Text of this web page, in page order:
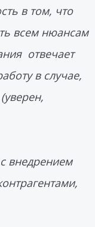
в том, что
всем нюансам
отвечает
в случае,
внедрением